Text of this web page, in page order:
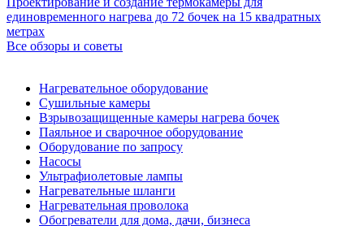
единовременного нагрева до 72 бочек на 15 квадратных
метрах
Все обзоры и советы
Нагревательное оборудование
Сушильные камеры
Взрывозащищенные камеры нагрева бочек
Паяльное и сварочное оборудование
Оборудование по запросу
Насосы
Ультрафиолетовые лампы
Нагревательные шланги
Нагревательная проволока
Обогреватели для дома, дачи, бизнеса